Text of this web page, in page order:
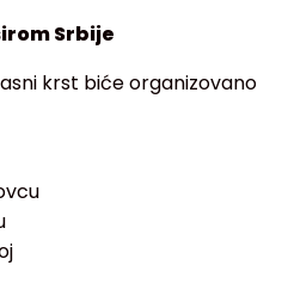
Srbije
krst biće organizovano